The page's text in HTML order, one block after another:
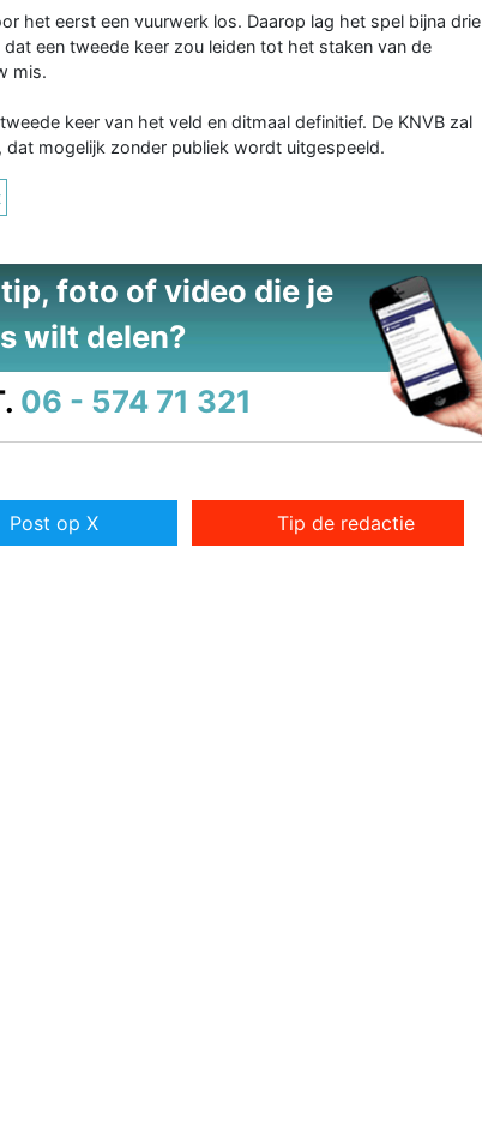
het eerst een vuurwerk los. Daarop lag het spel bijna drie
een tweede keer zou leiden tot het staken van de
mis.
keer van het veld en ditmaal definitief. De KNVB zal
mogelijk zonder publiek wordt uitgespeeld.
foto of video die je
wilt delen?
06 - 574 71 321
Post op X Tip de redactie